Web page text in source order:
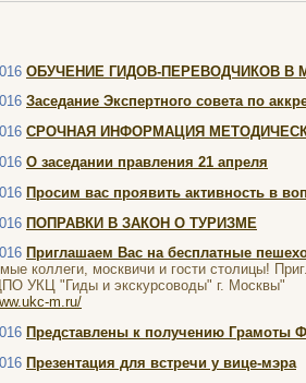
ОБУЧЕНИЕ ГИДОВ-ПЕРЕВОДЧИКОВ В
Заседание Экспертного совета по
СРОЧНАЯ ИНФОРМАЦИЯ
О заседании правления 21 апреля
Просим вас проявить активность в
ПОПРАВКИ В ЗАКОН О ТУРИЗМЕ
Приглашаем Вас на бесплатные
коллеги, москвичи и гости столицы!
УКЦ "Гиды и экскурсоводы" г. Москвы"
m.ru/
Представлены к получению Грамоты
Презентация для встречи у вице-мэра